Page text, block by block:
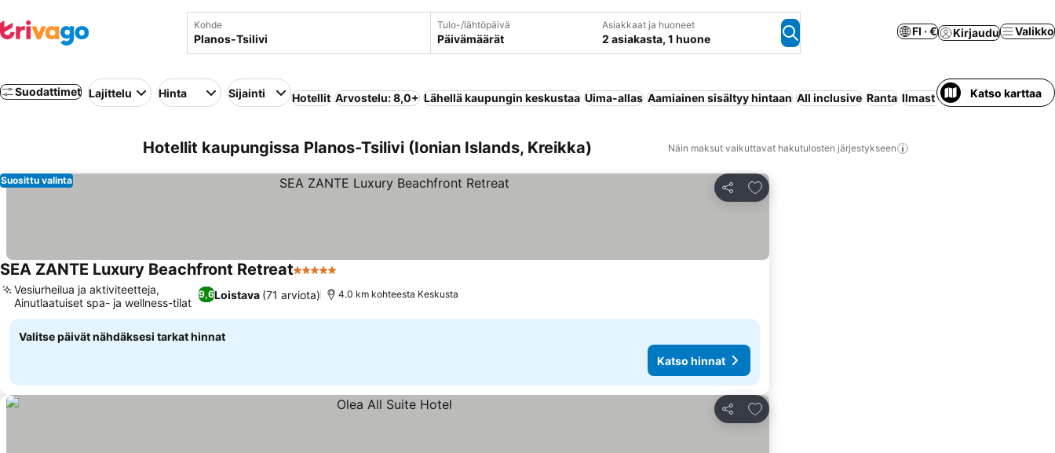
Kohde Tulo-/lähtöpäivä
Päivämäärät
Asiakkaat ja huoneet
2 asiakasta, 1 huone
FI · € Kirjaudu Valikko
Suodattimet Lajittelu Hinta Sijainti Hotellit Arvostelu: 8,0+ Lähellä kaupungin keskustaa Uima-allas Aamiainen sisältyy hintaan All inclusive Ranta Ilmastointi Lomakeskus
Katso karttaa
Hotellit kaupungissa Planos-Tsilivi (Ionian Islands, Kreikka) Näin maksut vaikuttavat hakutulosten järjestykseen
Jaa
Lisää suosikkeihin
Suosittu valinta
SEA ZANTE Luxury Beachfront Retreat5 Tähtiluokitus
9,6Loistava (71 arviota)
Vesiurheilua ja aktiviteetteja,
Ainutlaatuiset spa- ja wellness-tilat
4.0 km kohteesta Keskusta
Valitse päivät nähdäksesi tarkat hinnat
Katso hinnat
Jaa
Lisää suosikkeihin